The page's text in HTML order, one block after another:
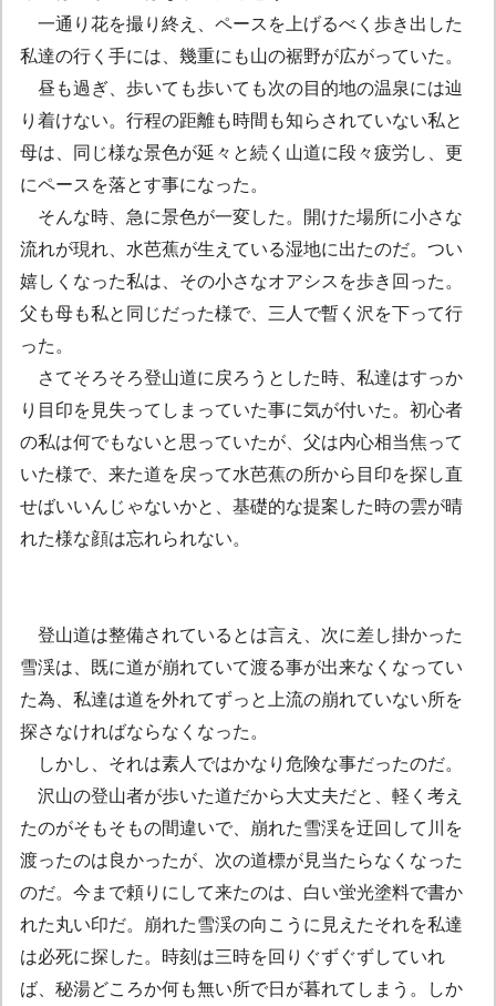
一通り花を撮り終え、ペースを上げるべく歩き出した
私達の行く手には、幾重にも山の裾野が広がっていた。
昼も過ぎ、歩いても歩いても次の目的地の温泉には辿
り着けない。行程の距離も時間も知らされていない私と
母は、同じ様な景色が延々と続く山道に段々疲労し、更
にペースを落とす事になった。
そんな時、急に景色が一変した。開けた場所に小さな
流れが現れ、水芭蕉が生えている湿地に出たのだ。つい
嬉しくなった私は、その小さなオアシスを歩き回った。
父も母も私と同じだった様で、三人で暫く沢を下って行
った。
さてそろそろ登山道に戻ろうとした時、私達はすっか
り目印を見失ってしまっていた事に気が付いた。初心者
の私は何でもないと思っていたが、父は内心相当焦って
いた様で、来た道を戻って水芭蕉の所から目印を探し直
せばいいんじゃないかと、基礎的な提案した時の雲が晴
れた様な顔は忘れられない。
登山道は整備されているとは言え、次に差し掛かった
雪渓は、既に道が崩れていて渡る事が出来なくなってい
た為、私達は道を外れてずっと上流の崩れていない所を
探さなければならなくなった。
しかし、それは素人ではかなり危険な事だったのだ。
沢山の登山者が歩いた道だから大丈夫だと、軽く考え
たのがそもそもの間違いで、崩れた雪渓を迂回して川を
渡ったのは良かったが、次の道標が見当たらなくなった
のだ。今まで頼りにして来たのは、白い蛍光塗料で書か
れた丸い印だ。崩れた雪渓の向こうに見えたそれを私達
は必死に探した。時刻は三時を回りぐずぐずしていれ
ば、秘湯どころか何も無い所で日が暮れてしまう。しか